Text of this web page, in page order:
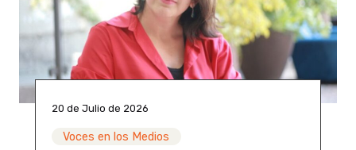
20 de Julio de 2026
Voces en los Medios